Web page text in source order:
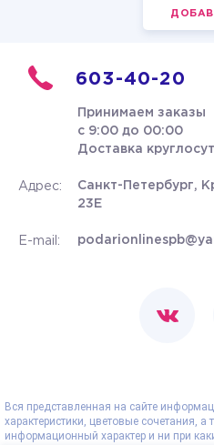
603-40-20
Принимаем заказы
с 9:00 до 00:00
Доставка
Адрес:
Санкт-Петербург,
23Е
E-mail:
Вся представленная на сайте
характеристики, цветовые сочетания, а
информационный характер и ни при